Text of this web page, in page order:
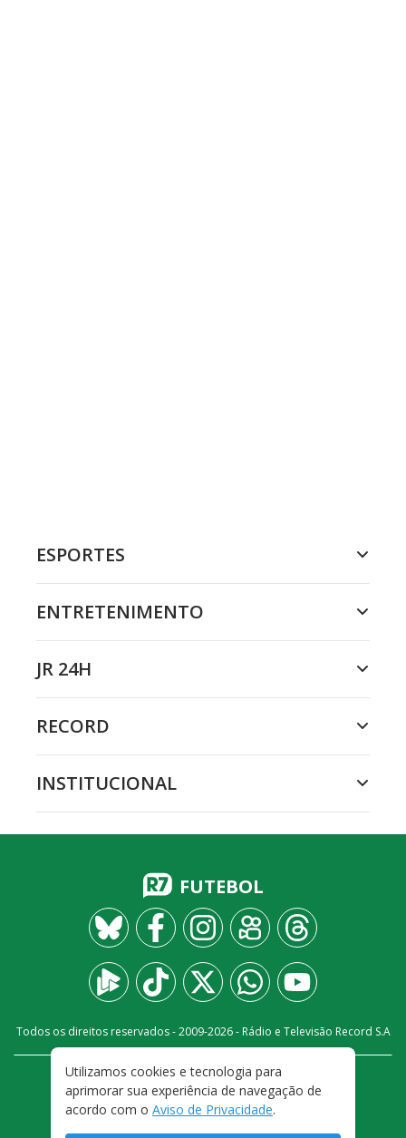
ESPORTES
ENTRETENIMENTO
JR 24H
RECORD
INSTITUCIONAL
FUTEBOL
Todos os direitos reservados - 2009-2026- Rádio e Televisão Record S.A
FALE CONOSCO
PRIVACIDADE
TERMOS E CONDIÇÕES DE USO
Utilizamos cookies e tecnologia para
aprimorar sua experiência de navegação de
acordo com o Aviso de Privacidade.